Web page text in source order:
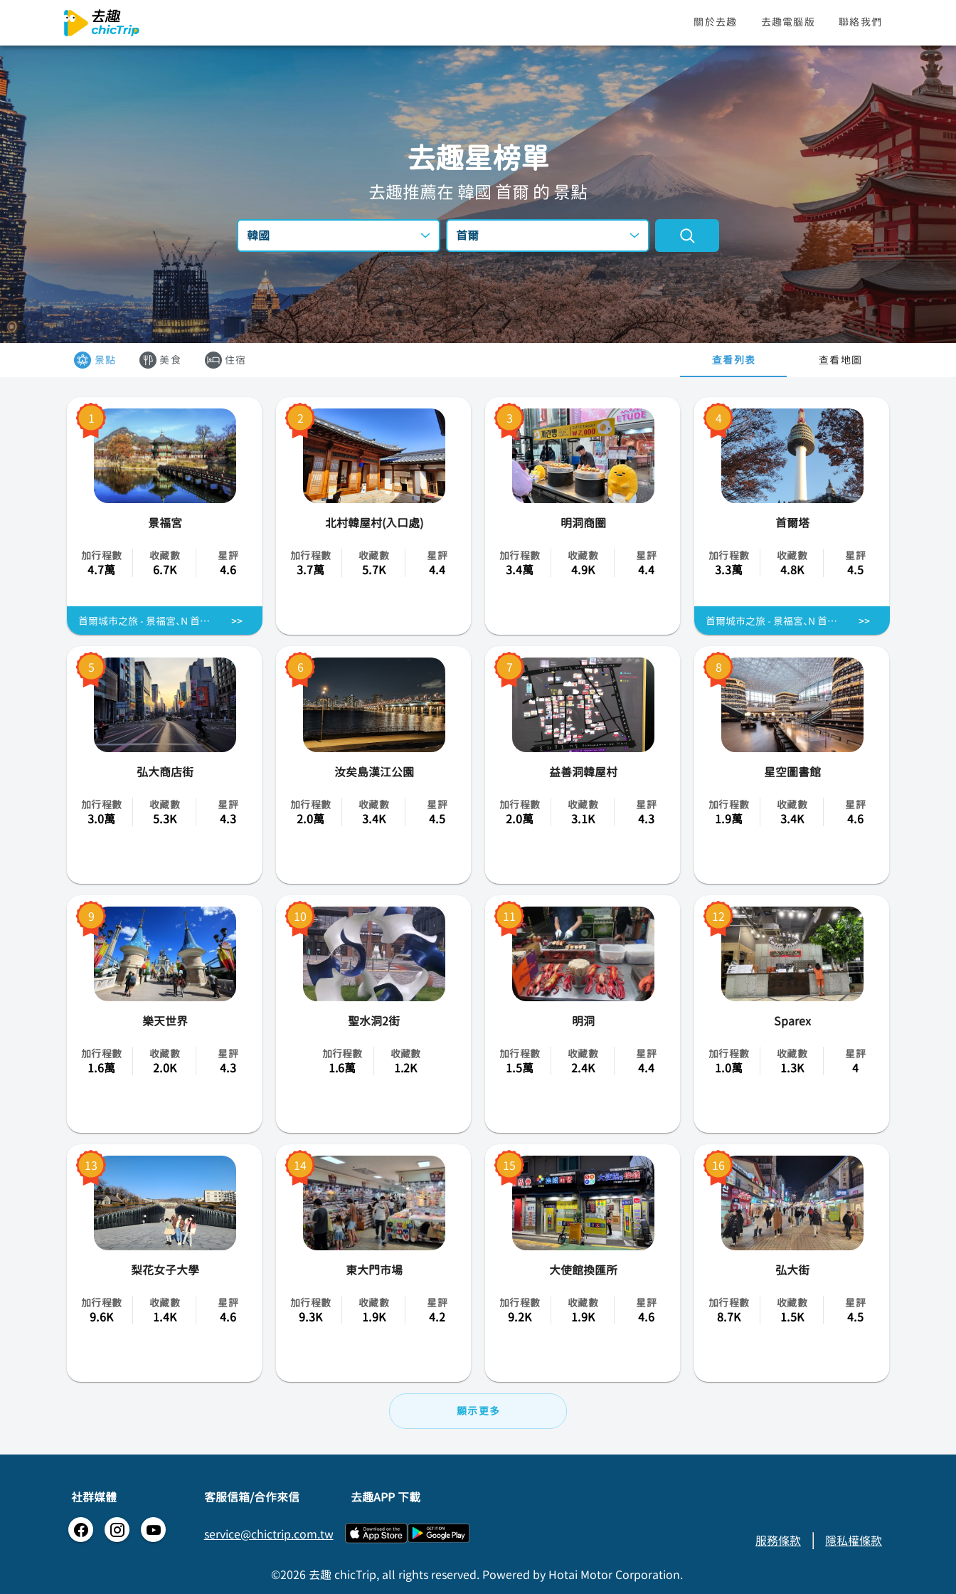
關於去趣 去趣電腦版 聯絡我們
去趣星榜單
去趣推薦在 韓國首爾 的 景點
韓國
台灣
日本
韓國
首爾
不限區域
首爾
釜山
忠清南北道
全羅南北道
景點 美食 住宿 查看列表 查看地圖
1
景福宮
加行程數
4.7萬
收藏數
6.7K
星評
4.6
首爾城市之旅 - 景福宮、N 首爾塔、仁寺洞 - 韓國
2
北村韓屋村(入口處)
加行程數
3.7萬
收藏數
5.7K
星評
4.4
3
明洞商圈
加行程數
3.4萬
收藏數
4.9K
星評
4.4
4
首爾塔
加行程數
3.3萬
收藏數
4.8K
星評
4.5
首爾城市之旅 - 景福宮、N 首爾塔、仁寺洞 - 韓國
5
弘大商店街
加行程數
3.0萬
收藏數
5.3K
星評
4.3
6
汝矣島漢江公園
加行程數
2.0萬
收藏數
3.4K
星評
4.5
7
益善洞韓屋村
加行程數
2.0萬
收藏數
3.1K
星評
4.3
8
星空圖書館
加行程數
1.9萬
收藏數
3.4K
星評
4.6
9
樂天世界
加行程數
1.6萬
收藏數
2.0K
星評
4.3
10
聖水洞2街
加行程數
1.6萬
收藏數
1.2K
11
明洞
加行程數
1.5萬
收藏數
2.4K
星評
4.4
12
Sparex
加行程數
1.0萬
收藏數
1.3K
星評
4
13
梨花女子大學
加行程數
9.6K
收藏數
1.4K
星評
4.6
14
東大門市場
加行程數
9.3K
收藏數
1.9K
星評
4.2
15
大使館換匯所
加行程數
9.2K
收藏數
1.9K
星評
4.6
16
弘大街
加行程數
8.7K
收藏數
1.5K
星評
4.5
顯示更多
社群媒體 ​客服信箱/合作來信
service@chictrip.com.tw
去趣APP 下載
服務條款 隱私權條款
©2026 去趣 chicTrip, all rights reserved. Powered by Hotai Motor Corporation.